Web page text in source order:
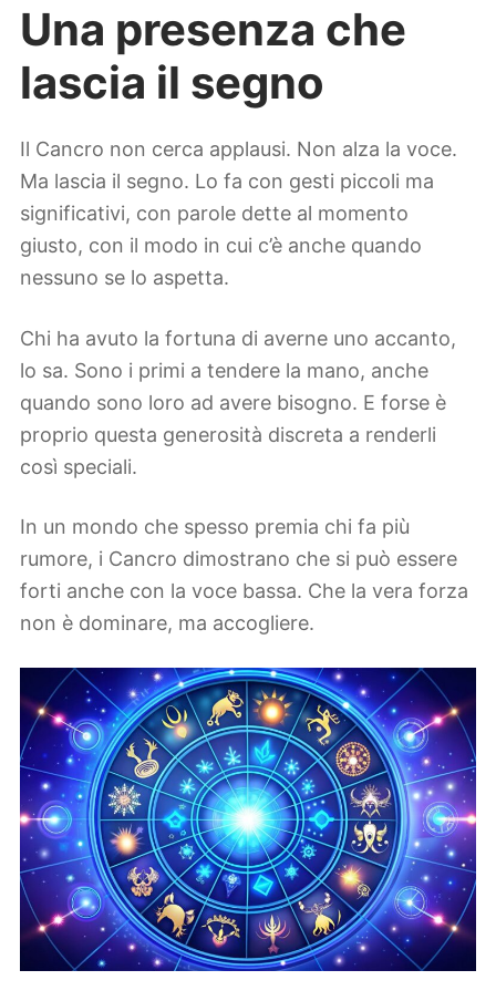
Una presenza che
lascia il segno
Il Cancro non cerca applausi. Non alza la voce.
Ma lascia il segno. Lo fa con gesti piccoli ma
significativi, con parole dette al momento
giusto, con il modo in cui c’è anche quando
nessuno se lo aspetta.
Chi ha avuto la fortuna di averne uno accanto,
lo sa. Sono i primi a tendere la mano, anche
quando sono loro ad avere bisogno. E forse è
proprio questa generosità discreta a renderli
così speciali.
In un mondo che spesso premia chi fa più
rumore, i Cancro dimostrano che si può essere
forti anche con la voce bassa. Che la vera forza
non è dominare, ma accogliere.